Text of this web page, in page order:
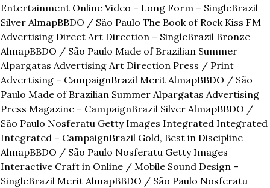
Entertainment Online Video – Long Form – SingleBrazil
Silver AlmapBBDO / São Paulo The Book of Rock Kiss FM
Advertising Direct Art Direction – SingleBrazil Bronze
AlmapBBDO / São Paulo Made of Brazilian Summer
Alpargatas Advertising Art Direction Press / Print
Advertising – CampaignBrazil Merit AlmapBBDO / São
Paulo Made of Brazilian Summer Alpargatas Advertising
Press Magazine – CampaignBrazil Silver AlmapBBDO /
São Paulo Nosferatu Getty Images Integrated Integrated
Integrated – CampaignBrazil Gold, Best in Discipline
AlmapBBDO / São Paulo Nosferatu Getty Images
Interactive Craft in Online / Mobile Sound Design –
SingleBrazil Merit AlmapBBDO / São Paulo Nosferatu